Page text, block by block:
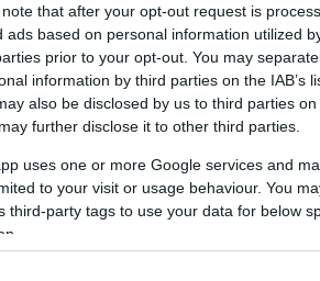
that after your opt-out request is
based on personal information utilized
prior to your opt-out. You may
information by third parties on the IAB’s
also be disclosed by us to third parties on
further disclose it to other third parties.
uses one or more Google services and
to your visit or usage behaviour. You
third-party tags to use your data for below
néven ismert barlang, ahol a